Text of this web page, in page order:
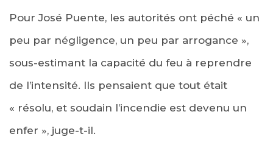
Pour José Puente, les autorités ont péché « un
peu par négligence, un peu par arrogance »,
sous-estimant la capacité du feu à reprendre
de l’intensité. Ils pensaient que tout était
« résolu, et soudain l’incendie est devenu un
enfer », juge-t-il.